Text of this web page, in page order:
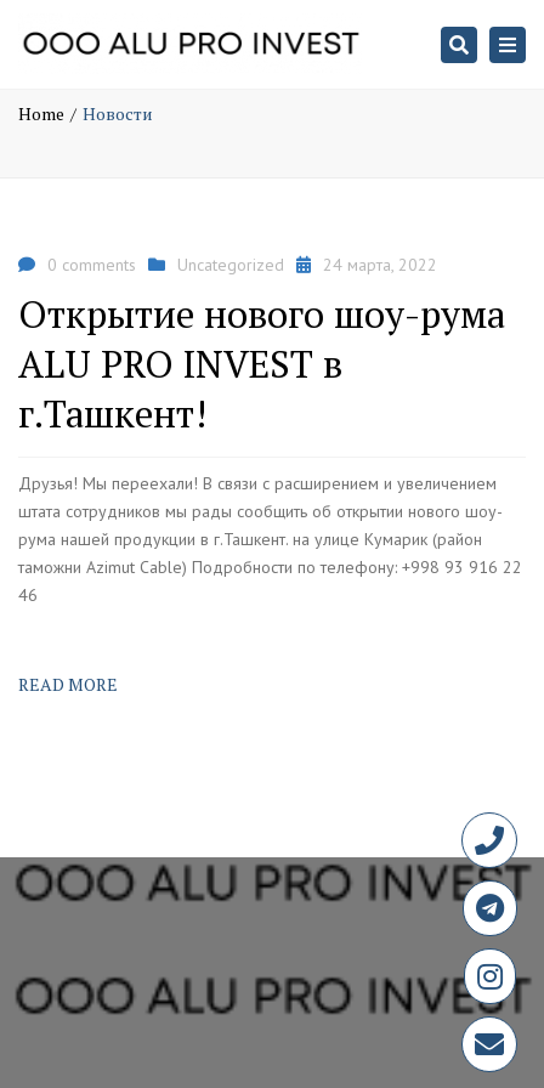
Search
Новости
Home Новости
0 comments Uncategorized 24 марта, 2022
Открытие нового шоу-рума
ALU PRO INVEST в
г.Ташкент!
Друзья! Мы переехали! В связи с расширением и увеличением
штата сотрудников мы рады сообщить об открытии нового шоу-
рума нашей продукции в г.Ташкент. на улице Кумарик (район
таможни Azimut Cable) Подробности по телефону: +998 93 916 22
46
READ MORE